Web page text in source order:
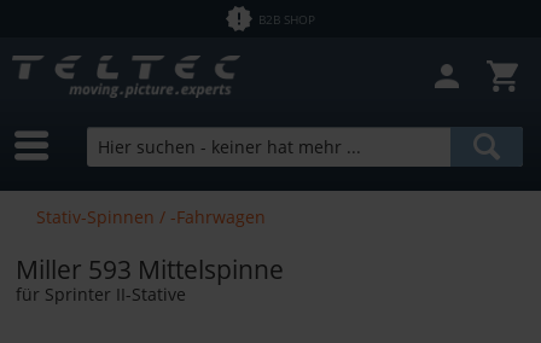
B2B SHOP
Stativ-Spinnen / -Fahrwagen
Miller 593 Mittelspinne
für Sprinter II-Stative